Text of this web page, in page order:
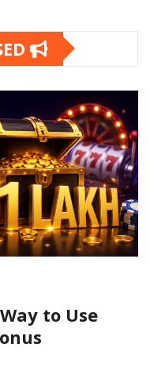
to Use